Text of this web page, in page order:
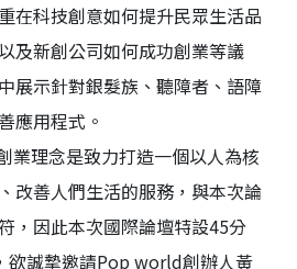
在科技創意如何提升民眾生活品
及新創公司如何成功創業等議
展示針對銀髮族、聽障者、語障
應用程式。
業理念是致力打造一個以人為核
改善人們生活的服務，與本次論
，因此本次國際論壇特設45分
欲誠摯邀請Pop world創辦人黃